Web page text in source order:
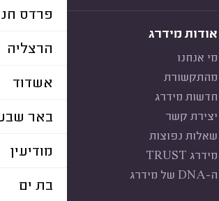
אודות מידרג
מי אנחנו
מהתקשורת
חדשות מידרג
יצירת קשר
שאלות נפוצות
מידרג TRUST
ה-DNA של מידרג
פרדס
הרצליה
אשדוד
באר
מודיעין
בת ים